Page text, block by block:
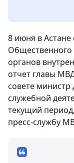
8 июня в Астане
Общественного
органов
отчет главы
совете министр
служебной
текущий
пресс-службу